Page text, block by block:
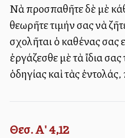
Νὰ προσπαθῆτε δὲ μὲ
θεωρῆτε τιμήν σας νὰ
ἀσχολῆται ὁ καθένας σας
ἐργάζεσθε μὲ τὰ ἴδια
ὁδηγίας καὶ τὰς
Θεσ. Α' 4,12